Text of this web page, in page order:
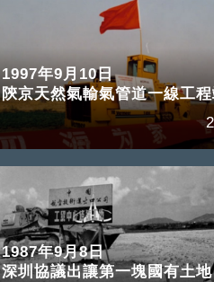
1997年9月10日
陝京天然氣輸氣管道一線工
1987年9月8日
深圳協議出讓第一塊國有土地